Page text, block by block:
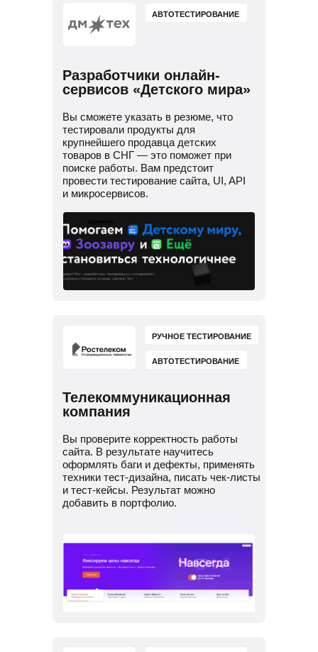
Разработчики онлайн-
сервисов «Детского мира»
Вы сможете указать в резюме, что
тестировали продукты для
крупнейшего продавца детских
товаров в СНГ — это поможет при
поиске работы. Вам предстоит
провести тестирование сайта, UI, API
и микросервисов.
АВТОТЕСТИРОВАНИЕ
Телекоммуникационная
компания
Вы проверите корректность работы
сайта. В результате научитесь
оформлять баги и дефекты, применять
техники тест-дизайна, писать чек-листы
и тест-кейсы. Результат можно
добавить в портфолио.
РУЧНОЕ ТЕСТИРОВАНИЕ
АВТОТЕСТИРОВАНИЕ